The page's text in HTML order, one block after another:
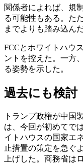
関係者によれば、規
る可能性もある。た
までよりも踏み込ん
FCCとホワイトハウ
ントを控えた。一方
る姿勢を示した。
過去にも検討
トランプ政権が中国
は、今回が初めてで
イトハウスの国家エ
止措置の策定を急ぐ
上げした。商務省は